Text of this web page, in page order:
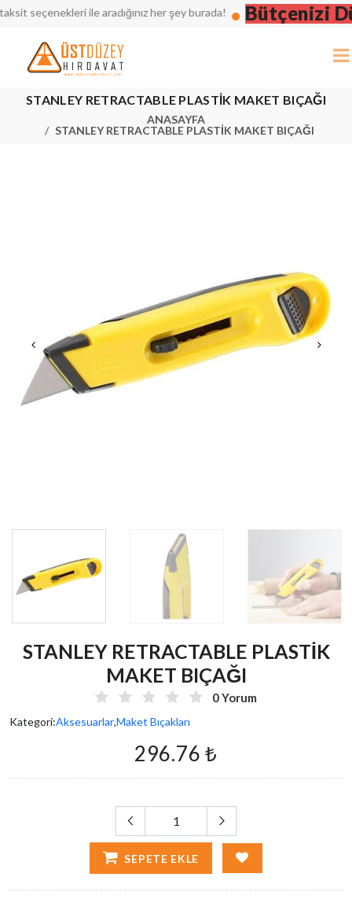
ile aradığınız her şey burada! Bütçenizi
STANLEY RETRACTABLE PLASTİK MAKET BIÇAĞI
ANASAYFA
STANLEY RETRACTABLE PLASTİK MAKET BIÇAĞI
STANLEY RETRACTABLE PLASTİK
MAKET BIÇAĞI
0 Yorum
Kategori:Aksesuarlar,Maket Bıçakları
296.76 ₺
SEPETE EKLE